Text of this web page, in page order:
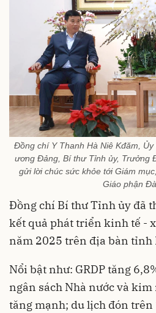
Đồng chí Y Thanh Hà Niê Kđăm,
ương Đảng, Bí thư Tỉnh ủy, Trưởng
gửi lời chúc sức khỏe tới Giám
Giáo phận
Đồng chí Bí thư Tỉnh ủy đã
kết quả phát triển kinh tế -
năm 2025 trên địa bàn tỉnh
Nổi bật như: GRDP tăng
ngân sách Nhà nước và
tăng mạnh; du lịch đón